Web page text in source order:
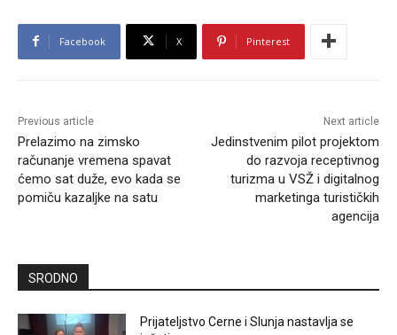
Facebook X Pinterest
Previous article
Prelazimo na zimsko
računanje vremena spavat
ćemo sat duže, evo kada se
pomiču kazaljke na satu
Next article
Jedinstvenim pilot projektom
do razvoja receptivnog
turizma u VSŽ i digitalnog
marketinga turističkih
agencija
SRODNO
Prijateljstvo Cerne i Slunja nastavlja se